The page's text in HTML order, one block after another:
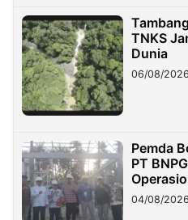
TNKS
Dunia
06/08/
Pemda
PT
04/08/